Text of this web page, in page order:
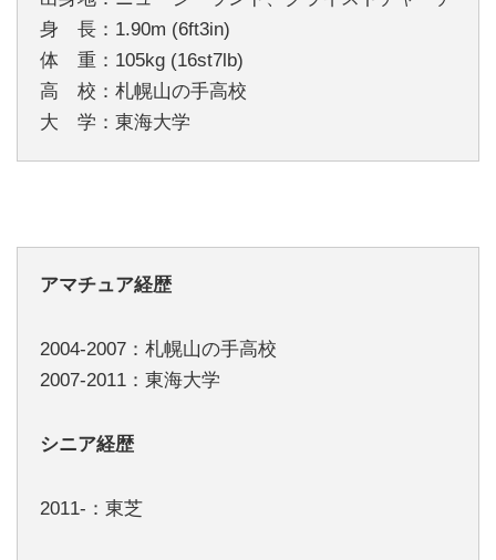
身 長：1.90m (6ft3in)
体 重：105kg (16st7lb)
高 校：札幌山の手高校
大 学：東海大学
アマチュア経歴
2004-2007：札幌山の手高校
2007-2011：東海大学
シニア経歴
2011-：東芝